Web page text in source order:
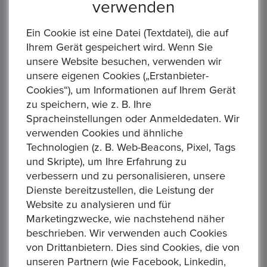
Zubehör:
Klarsichtkapsel/Folientasche
Auflage: Nur 80.016 Stück!
Artikelstandort : Rödermark
Lieferzeit :1 Tag
Rücknahmegarantie :
Privatverkauf, keine Rücknahme
oder Garantie
Art des Verkäufers :Privatverkäufer
Art der Steuer : Keine zusätzliche Steuer
Sendung :DHL,Hermes
Zahlung : , Paypal
verwenden
Ein Cookie ist eine Datei (Textdatei), die auf
Ihrem Gerät gespeichert wird. Wenn Sie
unsere Website besuchen, verwenden wir
unsere eigenen Cookies („Erstanbieter-
Cookies“), um Informationen auf Ihrem Gerät
zu speichern, wie z. B. Ihre
Spracheinstellungen oder Anmeldedaten. Wir
verwenden Cookies und ähnliche
Technologien (z. B. Web-Beacons, Pixel, Tags
und Skripte), um Ihre Erfahrung zu
verbessern und zu personalisieren, unsere
Dienste bereitzustellen, die Leistung der
Website zu analysieren und für
Marketingzwecke, wie nachstehend näher
beschrieben. Wir verwenden auch Cookies
von Drittanbietern. Dies sind Cookies, die von
unseren Partnern (wie Facebook, Linkedin,